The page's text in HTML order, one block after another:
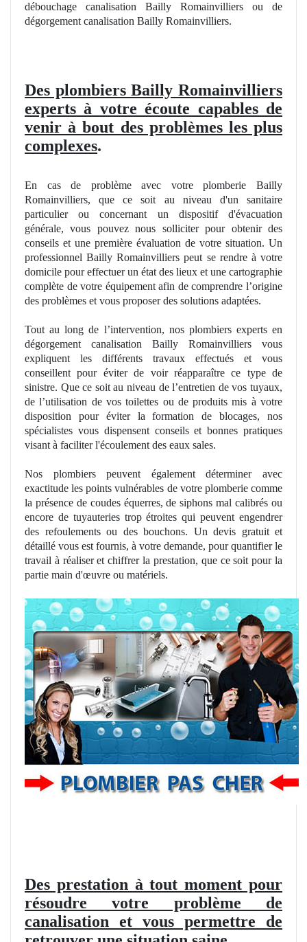
débouchage canalisation Bailly Romainvilliers ou de
dégorgement canalisation Bailly Romainvilliers.
Des plombiers Bailly Romainvilliers
experts à votre écoute capables de
venir à bout des problèmes les plus
complexes.
En cas de problème avec votre plomberie Bailly
Romainvilliers, que ce soit au niveau d'un sanitaire
particulier ou concernant un dispositif d'évacuation
générale, vous pouvez nous solliciter pour obtenir des
conseils et une première évaluation de votre situation. Un
professionnel Bailly Romainvilliers peut se rendre à votre
domicile pour effectuerun état des lieux et une cartographie
complète de votre équipement afin de comprendre l’origine
des problèmes et vous proposer des solutions adaptées.
Tout au long de l’intervention, nos plombiersexperts en
dégorgement canalisation Bailly Romainvilliers vous
expliquent les différents travaux effectués et vous
conseillent pour éviter de voir réapparaître ce type de
sinistre. Que ce soit au niveau de l’entretien de vos tuyaux,
del’utilisation de vos toilettes ou de produits mis à votre
disposition pour éviter la formation deblocages, nos
spécialistes vous dispensent conseils et bonnes pratiques
visant à faciliter l'écoulement des eaux sales.
Nos plombiers peuvent également détermineravec
exactitude les points vulnérables de votre plomberie comme
la présence de coudes équerres, de siphons mal calibrés ou
encore de tuyauteries trop étroites qui peuvent engendrer
des refoulements ou des bouchons. Un devis gratuit et
détaillé vous est fournis, à votre demande, pour quantifier le
travail à réaliser et chiffrer la prestation, que ce soit pour la
partie main d'œuvre ou matériels.
Des prestation à tout moment pour
résoudre votre problème de
canalisation et vous permettre de